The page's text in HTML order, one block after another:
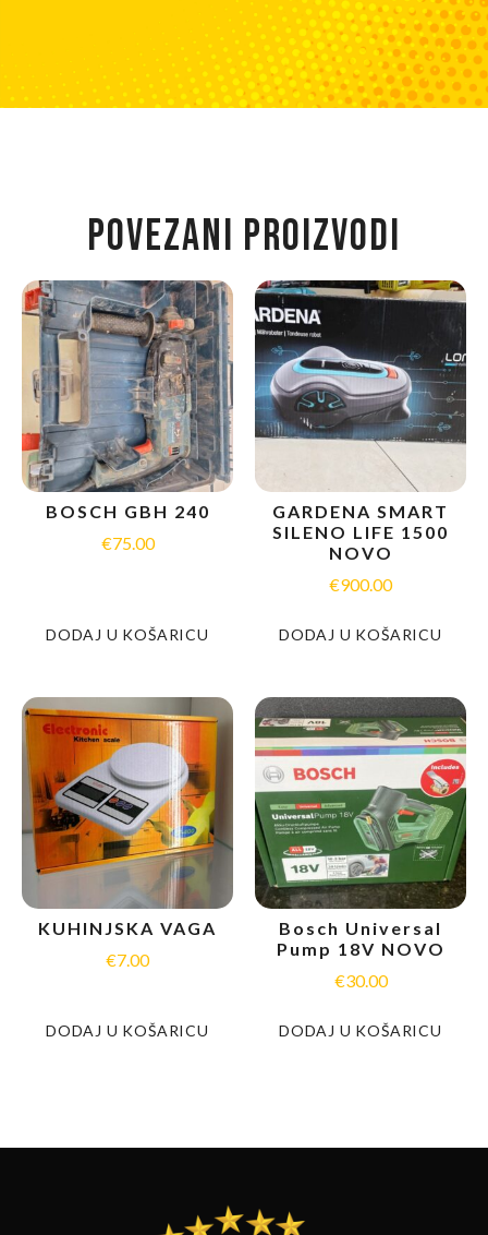
POVEZANI PROIZVODI
BOSCH GBH 240
€75.00
DODAJ U KOŠARICU
GARDENA SMART
SILENO LIFE 1500
NOVO
€900.00
DODAJ U KOŠARICU
KUHINJSKA VAGA
€7.00
DODAJ U KOŠARICU
Bosch Universal
Pump 18V NOVO
€30.00
DODAJ U KOŠARICU